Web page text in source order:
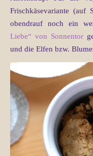
Frischkäsevariante (auf
obendrauf noch ein
Liebe“ von Sonnentor
und die Elfen bzw.